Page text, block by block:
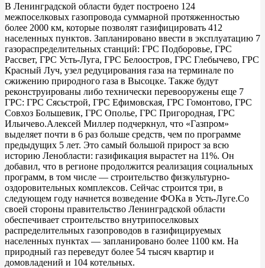
В Ленинградской области будет построено 124
межпоселковых газопровода суммарной протяженностью
более 2000 км, которые позволят газифицировать 412
населенных пунктов. Запланировано ввести в эксплуатацию 7
газораспределительных станций: ГРС Подборовье, ГРС
Рассвет, ГРС Усть-Луга, ГРС Белоостров, ГРС Глебычево, ГРС
Красный Луч, узел редуцирования газа на терминале по
сжижению природного газа в Высоцке. Также будут
реконструированы либо технически перевооружены еще 7
ГРС: ГРС Сясьстрой, ГРС Ефимовская, ГРС Гомонтово, ГРС
Совхоз Большевик, ГРС Ополье, ГРС Пригородная, ГРС
Ильичево.Алексей Миллер подчеркнул, что «Газпром»
выделяет почти в 6 раз больше средств, чем по программе
предыдущих 5 лет. Это самый большой прирост за всю
историю Ленобласти: газификация вырастет на 11%. Он
добавил, что в регионе продолжится реализация социальных
программ, в том числе — строительство физкультурно-
оздоровительных комплексов. Сейчас строится три, в
следующем году начнется возведение ФОКа в Усть-Луге.Со
своей стороны правительство Ленинградской области
обеспечивает строительство внутрипоселковых
распределительных газопроводов в газифицируемых
населенных пунктах — запланировано более 1100 км. На
природный газ переведут более 54 тысяч квартир и
домовладений и 104 котельных.